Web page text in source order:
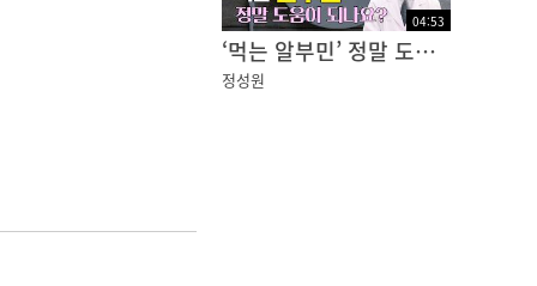
04:53
‘먹는 알부민’ 정말 도움이 되나요? | 건강플러스
정성원